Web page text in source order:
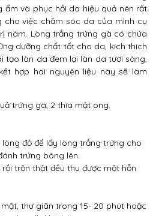
ẩm và phục hồi da hiệu quả nên rất
cho việc chăm sóc da của mình cụ
nám. Lòng trắng trứng gà có chứa
dưỡng chất tốt cho da, kích thích
tạo làn da đem lại làn da tươi sáng,
hợp hai nguyên liệu này sẽ làm
trứng gà, 2 thìa mật ong.
đỏ để lấy lòng trắng trứng cho
trứng bông lên.
trộn thật đều thu được một hỗn
thư giãn trong 15- 20 phút hoặc